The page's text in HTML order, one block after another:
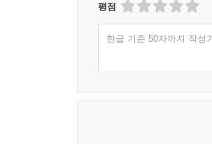
XVIII. 이것이 최고의 방법론
평점
한글 기준 50자까지 작성